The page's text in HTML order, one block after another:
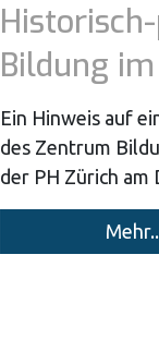
Bildung
Ein Hinweis auf
des Zentrum
der PH Zürich am